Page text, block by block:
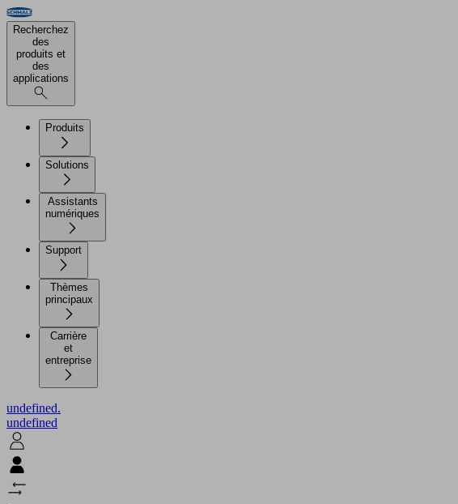
Recherchez
des
produits et
des
applications
Produits
Solutions
Assistants
numériques
Support
Thèmes
principaux
Carrière
et
entreprise
undefined.
undefined